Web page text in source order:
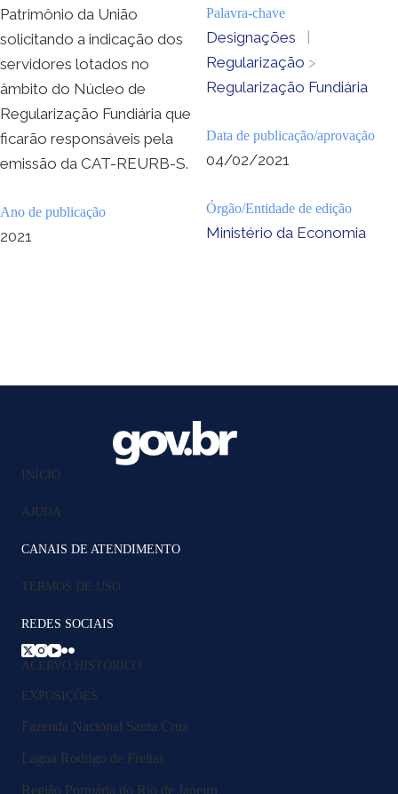
Patrimônio da União
solicitando a indicação dos
servidores lotados no
âmbito do Núcleo de
Regularização Fundiária que
ficarão responsáveis pela
emissão da CAT-REURB-S.
Ano de publicação
2021
Palavra-chave
Designações
|
Regularização >
Regularização Fundiária
Data de publicação/aprovação
04/02/2021
Órgão/Entidade de edição
Ministério da Economia
INÍCIO
AJUDA
CANAIS DE ATENDIMENTO
TERMOS DE USO
REDES SOCIAIS
ACERVO HISTÓRICO
EXPOSIÇÕES
Fazenda Nacional Santa Cruz
Lagoa Rodrigo de Freitas
Região Portuária do Rio de Janeiro